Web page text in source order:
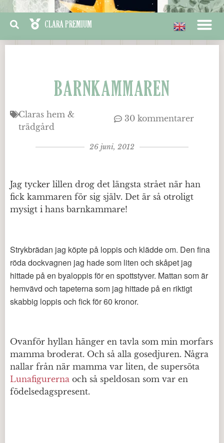
BARNKAMMAREN
Claras hem &
trädgård
30 kommentarer
26 juni, 2012
Jag tycker lillen drog det längsta strået när han
fick kammaren för sig själv. Det är så otroligt
mysigt i hans barnkammare!
Strykbrädan jag köpte på loppis och klädde om. Den fina
röda dockvagnen jag hade som liten och skåpet jag
hittade på en byaloppis för en spottstyver. Mattan som är
hemvävd och tapeterna som jag hittade på en riktigt
skabbig loppis och fick för 60 kronor.
Ovanför hyllan hänger en tavla som min morfars
mamma broderat. Och så alla gosedjuren. Några
nallar från när mamma var liten, de supersöta
Lunafigurerna och så speldosan som var en
födelsedagspresent.